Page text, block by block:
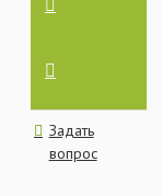
Задать
вопрос